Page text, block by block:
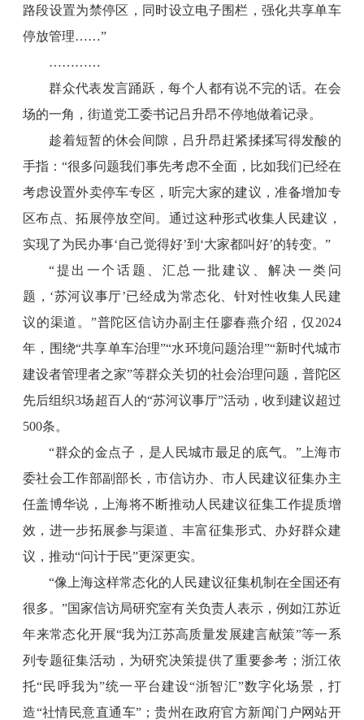
路段设置为禁停区，同时设立电子围栏，强化共享单车
停放管理……”
…………
群众代表发言踊跃，每个人都有说不完的话。在会
场的一角，街道党工委书记吕升昂不停地做着记录。
趁着短暂的休会间隙，吕升昂赶紧揉揉写得发酸的
手指：“很多问题我们事先考虑不全面，比如我们已经在
考虑设置外卖停车专区，听完大家的建议，准备增加专
区布点、拓展停放空间。通过这种形式收集人民建议，
实现了为民办事‘自己觉得好’到‘大家都叫好’的转变。”
“提出一个话题、汇总一批建议、解决一类问
题，‘苏河议事厅’已经成为常态化、针对性收集人民建
议的渠道。”普陀区信访办副主任廖春燕介绍，仅2024
年，围绕“共享单车治理”“水环境问题治理”“新时代城市
建设者管理者之家”等群众关切的社会治理问题，普陀区
先后组织3场超百人的“苏河议事厅”活动，收到建议超过
500条。
“群众的金点子，是人民城市最足的底气。”上海市
委社会工作部副部长，市信访办、市人民建议征集办主
任盖博华说，上海将不断推动人民建议征集工作提质增
效，进一步拓展参与渠道、丰富征集形式、办好群众建
议，推动“问计于民”更深更实。
“像上海这样常态化的人民建议征集机制在全国还有
很多。”国家信访局研究室有关负责人表示，例如江苏近
年来常态化开展“我为江苏高质量发展建言献策”等一系
列专题征集活动，为研究决策提供了重要参考；浙江依
托“民呼我为”统一平台建设“浙智汇”数字化场景，打
造“社情民意直通车”；贵州在政府官方新闻门户网站开